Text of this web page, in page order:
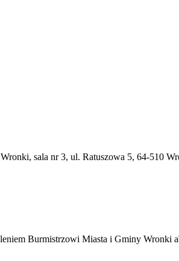
sala nr 3, ul. Ratuszowa 5, 64-510
Burmistrzowi Miasta i Gminy Wronki